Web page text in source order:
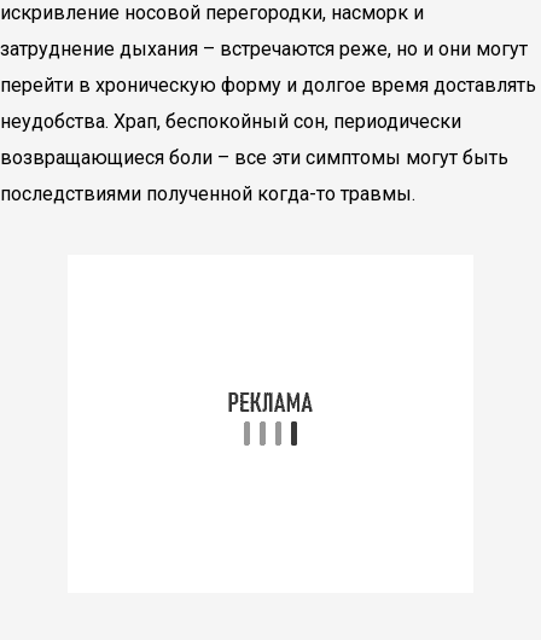
искривление носовой перегородки, насморк и
затруднение дыхания – встречаются реже, но и они могут
перейти в хроническую форму и долгое время доставлять
неудобства. Храп, беспокойный сон, периодически
возвращающиеся боли – все эти симптомы могут быть
последствиями полученной когда-то травмы.